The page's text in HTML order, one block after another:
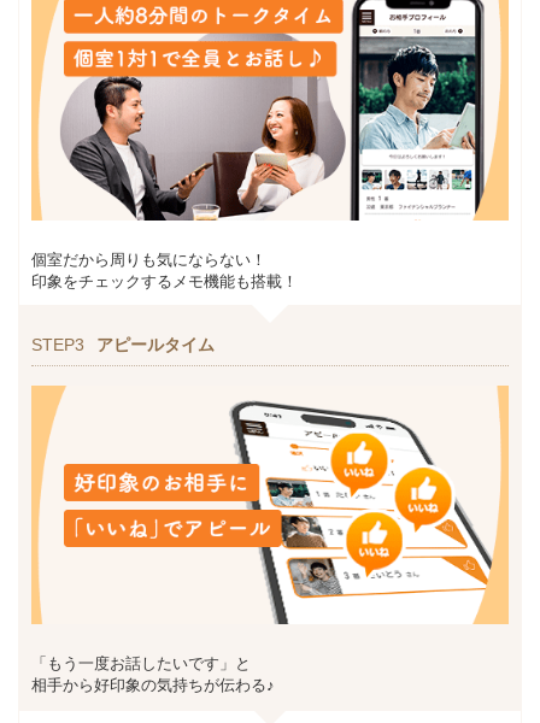
個室だから周りも気にならない！
印象をチェックするメモ機能も搭載！
STEP3 アピールタイム
「もう一度お話したいです」と
相手から好印象の気持ちが伝わる♪